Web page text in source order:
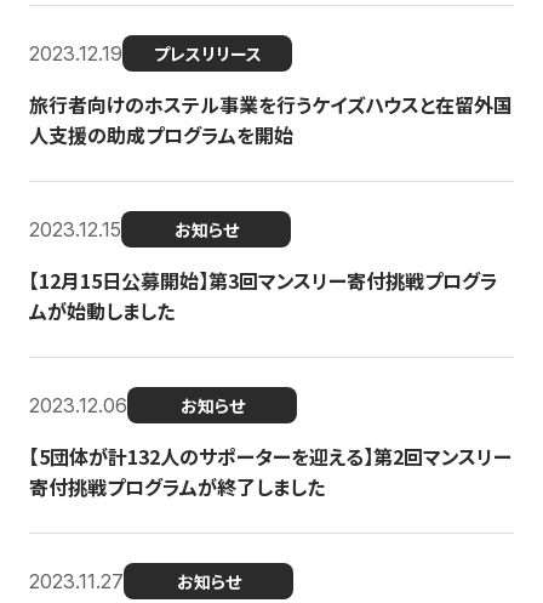
2023.12.19 プレスリリース
旅行者向けのホステル事業を行うケイズハウスと在留外国
人支援の助成プログラムを開始
2023.12.15 お知らせ
【12月15日公募開始】第3回マンスリー寄付挑戦プログラ
ムが始動しました
2023.12.06 お知らせ
【5団体が計132人のサポーターを迎える】第2回マンスリー
寄付挑戦プログラムが終了しました
2023.11.27 お知らせ